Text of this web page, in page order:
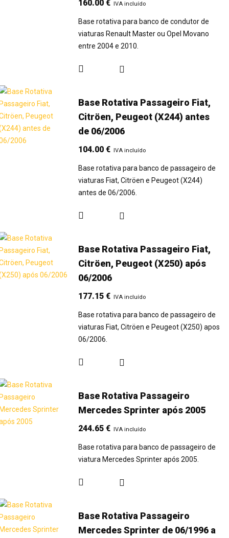
160.00€ IVA incluído
Base rotativa para banco de condutor de
viaturas Renault Master ou Opel Movano
entre 2004 e 2010.
Base Rotativa Passageiro Fiat,
Citröen, Peugeot (X244) antes
de 06/2006
104.00€ IVA incluído
Base rotativa para banco de passageiro de
viaturas Fiat, Citröen e Peugeot (X244)
antes de 06/2006.
Base Rotativa Passageiro Fiat,
Citröen, Peugeot (X250) após
06/2006
177.15€ IVA incluído
Base rotativa para banco de passageiro de
viaturas Fiat, Citröen e Peugeot (X250) apos
06/2006.
Base Rotativa Passageiro
Mercedes Sprinter após 2005
244.65€ IVA incluído
Base rotativa para banco de passageiro de
viatura Mercedes Sprinter após 2005.
Base Rotativa Passageiro
Mercedes Sprinter de 06/1996 a